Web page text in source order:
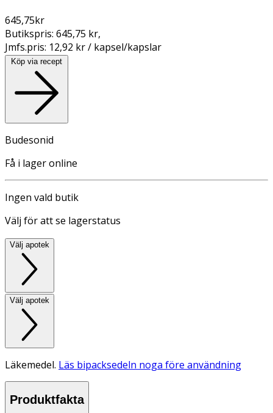
645,75kr
Butikspris: 645,75 kr,
Jmfs.pris: 12,92 kr / kapsel/kapslar
Köp via recept
Budesonid
Få i lager online
Ingen vald butik
Välj för att se lagerstatus
Välj apotek
Välj apotek
Läkemedel. Läs bipacksedeln noga före användning
Produktfakta